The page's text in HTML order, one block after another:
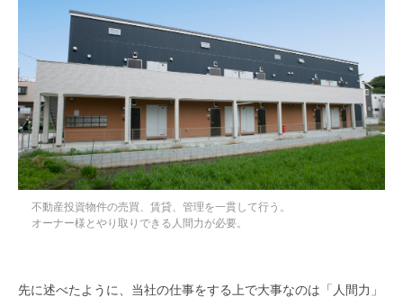
不動産投資物件の売買、賃貸、管理を一貫して行う。
オーナー様とやり取りできる人間力が必要。
先に述べたように、当社の仕事をする上で大事なのは「人間力」